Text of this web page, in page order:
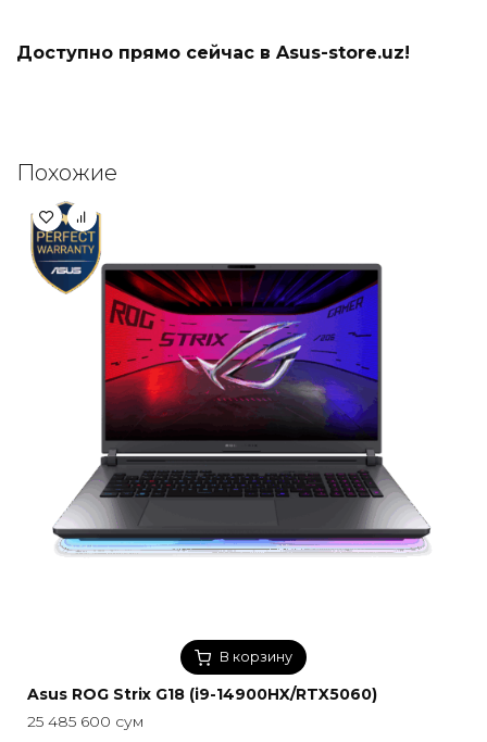
Доступно прямо сейчас в Asus-store.uz!
Похожие
В корзину
Asus ROG Strix G18 (i9-14900HX/RTX5060)
25 485 600 сум